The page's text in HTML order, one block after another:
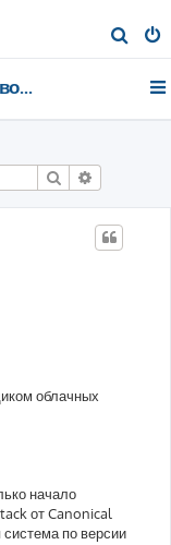
о
Новости
Поиск
облачных
начало
от Canonical
по версии